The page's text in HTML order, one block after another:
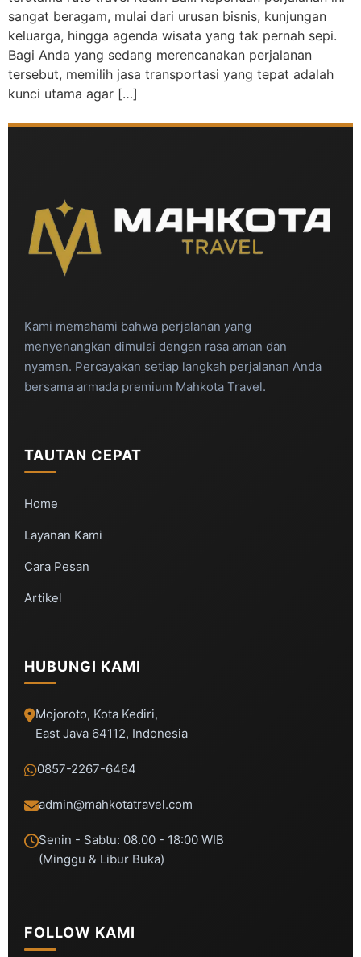
sangat beragam, mulai dari urusan bisnis, kunjungan
keluarga, hingga agenda wisata yang tak pernah sepi.
Bagi Anda yang sedang merencanakan perjalanan
tersebut, memilih jasa transportasi yang tepat adalah
kunci utama agar […]
Kami memahami bahwa perjalanan yang
menyenangkan dimulai dengan rasa aman dan
nyaman. Percayakan setiap langkah perjalanan Anda
bersama armada premium Mahkota Travel.
TAUTAN CEPAT
Home
Layanan Kami
Cara Pesan
Artikel
HUBUNGI KAMI
Mojoroto, Kota Kediri,
East Java 64112, Indonesia
0857-2267-6464
admin@mahkotatravel.com
Senin - Sabtu: 08.00 - 18:00 WIB
(Minggu & Libur Buka)
FOLLOW KAMI